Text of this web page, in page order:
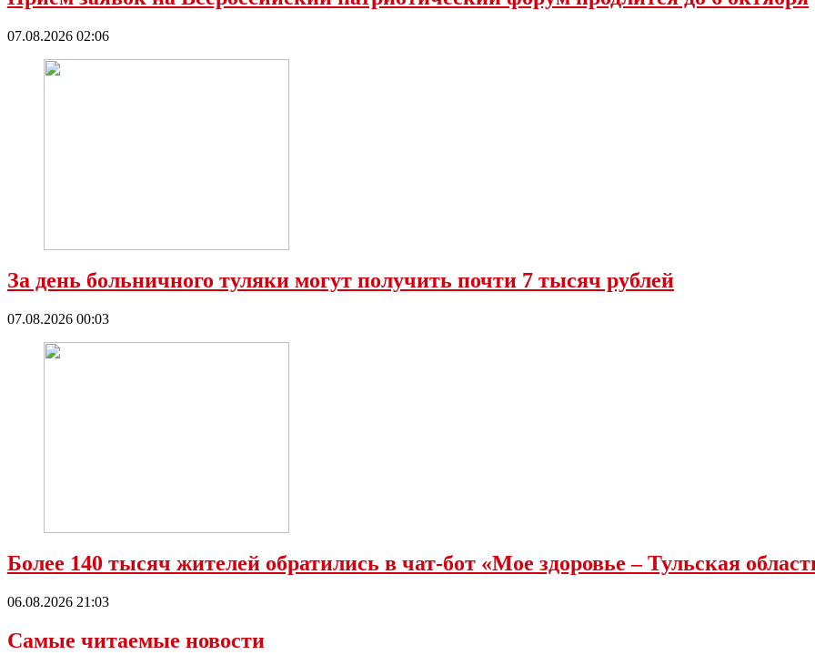
07.08.2026 02:06
За день больничного туляки могут получить почти 7 тысяч рублей
07.08.2026 00:03
Более 140 тысяч жителей обратились в чат-бот «Мое здоровье – Тульская
06.08.2026 21:03
Самые читаемые новости